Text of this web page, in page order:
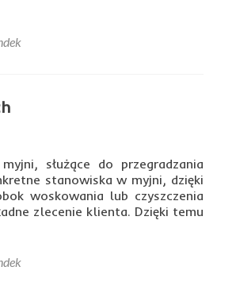
służące do przegradzania
stanowiska w myjni, dzięki
woskowania lub czyszczenia
zlecenie klienta. Dzięki temu